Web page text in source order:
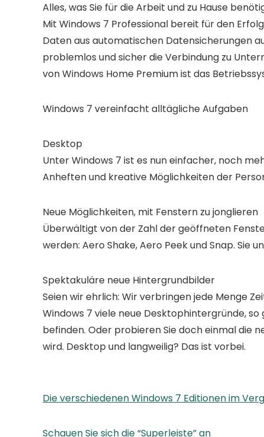
Alles, was Sie für die Arbeit und zu Hause
Mit Windows 7 Professional bereit für den
Daten aus automatischen Datensicherungen
problemlos und sicher die Verbindung zu
von Windows Home Premium ist das
Windows 7 vereinfacht alltägliche Aufgaben
Desktop
Unter Windows 7 ist es nun einfacher, noch
Anheften und kreative Möglichkeiten der
Neue Möglichkeiten, mit Fenstern zu jonglieren
Überwältigt von der Zahl der geöffneten
werden: Aero Shake, Aero Peek und Snap. Sie
Spektakuläre neue Hintergrundbilder
Seien wir ehrlich: Wir verbringen jede Menge
Windows 7 viele neue Desktophintergründe,
befinden. Oder probieren Sie doch einmal die
wird. Desktop und langweilig? Das ist vorbei.
Die verschiedenen Windows 7 Editionen im
Schauen Sie sich die “Superleiste” an